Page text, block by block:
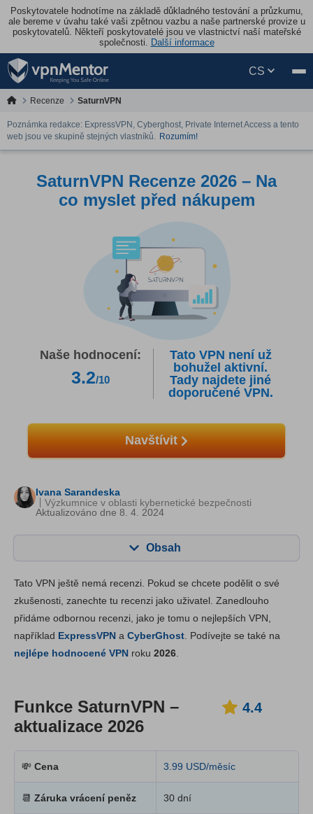
Poskytovatele hodnotíme na základě důkladného testování a průzkumu,
ale bereme v úvahu také vaši zpětnou vazbu a naše partnerské provize u
poskytovatelů. Někteří poskytovatelé jsou ve vlastnictví naší mateřské
společnosti. Další informace
CS
Recenze SaturnVPN
Poznámka redakce: ExpressVPN, Cyberghost, Private Internet Access a tento
web jsou ve skupině stejných vlastníků. Rozumím!
SaturnVPN Recenze 2026 – Na
co myslet před nákupem
Naše hodnocení:
3.2/10
Tato VPN není už
bohužel aktivní.
Tady najdete jiné
doporučené VPN.
Navštívit
Ivana Sarandeska
Aktualizováno dne 8. 4. 2024
Výzkumnice v oblasti kybernetické bezpečnosti
Obsah
Klíčové vlastnosti 4.4
Instalace a aplikace 6.0
Tato VPN ještě nemá recenzi. Pokud se chcete podělit o své
zkušenosti, zanechte tu recenzi jako uživatel. Zanedlouho
přidáme odbornou recenzi, jako je tomu o nejlepších VPN,
například ExpressVPN a CyberGhost. Podívejte se také na
nejlépe hodnocené VPN roku 2026.
Funkce SaturnVPN –
aktualizace 2026
4.4
💸 Cena 3.99 USD/měsíc
📆 Záruka vrácení peněz 30 dní